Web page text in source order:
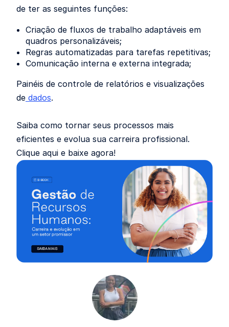
de ter as seguintes funções:
Criação de fluxos de trabalho adaptáveis em
quadros personalizáveis;
Regras automatizadas para tarefas repetitivas;
Comunicação interna e externa integrada;
Painéis de controle de relatórios e visualizações
de dados.
Saiba como tornar seus processos mais
eficientes e evolua sua carreira profissional.
Clique aqui e baixe agora!